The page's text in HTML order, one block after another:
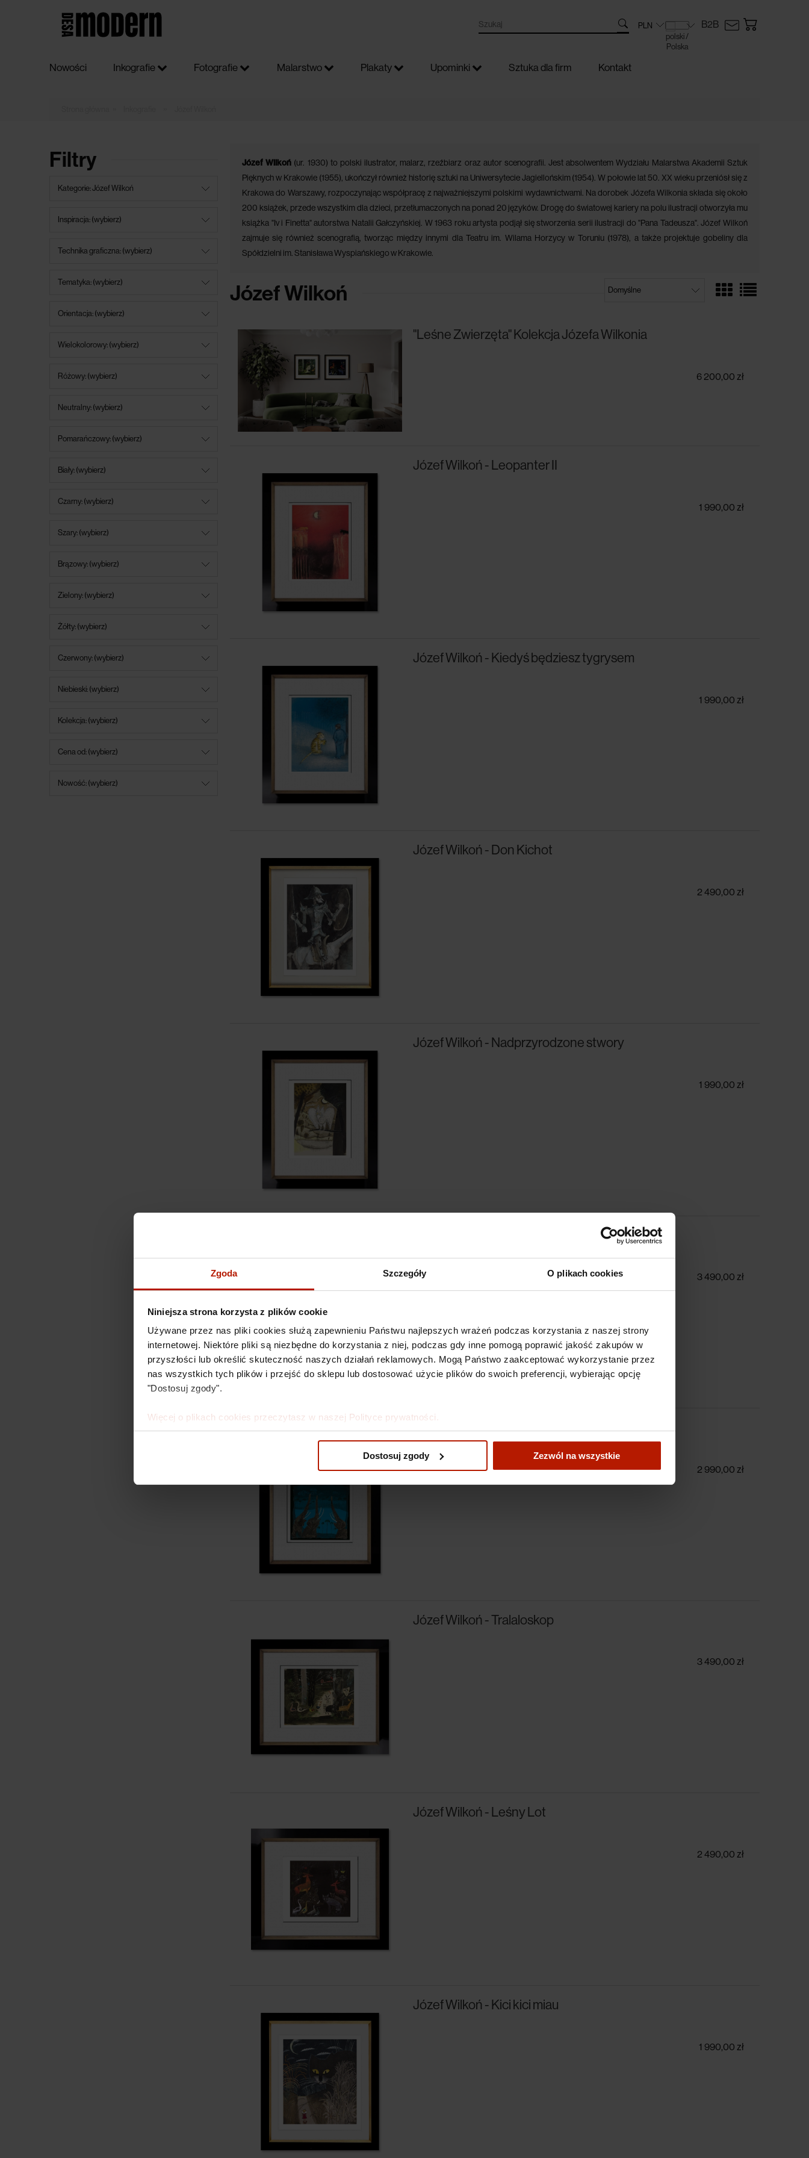
Zgoda Szczegóły O plikach cookies
Niniejsza strona korzysta z plików cookie
Używane przez nas pliki cookies służą zapewnieniu Państwu najlepszych wrażeń podczas korzystania z naszej strony
internetowej. Niektóre pliki są niezbędne do korzystania z niej, podczas gdy inne pomogą poprawić jakość zakupów w
przyszłości lub określić skuteczność naszych działań reklamowych. Mogą Państwo zaakceptować wykorzystanie przez
nas wszystkich tych plików i przejść do sklepu lub dostosować użycie plików do swoich preferencji, wybierając opcję
"Dostosuj zgody".
Więcej o plikach cookies przeczytasz w naszej Polityce prywatności.
Dostosuj zgody Zezwól na wszystkie
B2B
Nowości Inkografie Fotografie Malarstwo Plakaty Upominki Sztuka dla firm Kontakt
Filtry
Kategorie: Józef Wilkoń
Inspiracja: (wybierz)
Technika graficzna: (wybierz)
Tematyka: (wybierz)
Orientacja: (wybierz)
Wielokolorowy: (wybierz)
Różowy: (wybierz)
Neutralny: (wybierz)
Pomarańczowy: (wybierz)
Biały: (wybierz)
Czarny: (wybierz)
Szary: (wybierz)
Brązowy: (wybierz)
Zielony: (wybierz)
Żółty: (wybierz)
Czerwony: (wybierz)
Niebieski: (wybierz)
Kolekcja: (wybierz)
Cena od: (wybierz)
Nowość: (wybierz)
Józef Wilkoń (ur. 1930) to polski ilustrator, malarz, rzeźbiarz oraz autor scenografii. Jest absolwentem Wydziału Malarstwa Akademii Sztuk
Pięknych w Krakowie (1955), ukończył również historię sztuki na Uniwersytecie Jagiellońskim (1954). W połowie lat 50. XX wieku przeniósł się z
Krakowa do Warszawy, rozpoczynając współpracę z najważniejszymi polskimi wydawnictwami. Na dorobek Józefa Wilkonia składa się około
200 książek, przede wszystkim dla dzieci, przetłumaczonych na ponad 20 języków. Drogę do światowej kariery na polu ilustracji otworzyła mu
książka "Iv i Finetta" autorstwa Natalii Gałczyńskiej. W 1963 roku artysta podjął się stworzenia serii ilustracji do "Pana Tadeusza". Józef Wilkoń
zajmuje się również scenografią, tworząc między innymi dla Teatru im. Wilama Horzycy w Toruniu (1978), a także projektuje gobeliny dla
Spółdzielni im. Stanisława Wyspiańskiego w Krakowie.
Józef Wilkoń
"Leśne Zwierzęta" Kolekcja Józefa Wilkonia
6 200,00 zł
Józef Wilkoń - Leopanter II
1 990,00 zł
Józef Wilkoń - Kiedyś będziesz tygrysem
1 990,00 zł
Józef Wilkoń - Don Kichot
2 490,00 zł
Józef Wilkoń - Nadprzyrodzone stwory
1 990,00 zł
Józef Wilkoń - Na tematy wschodnie
3 490,00 zł
Józef Wilkoń - Księga Dżungli
2 990,00 zł
Józef Wilkoń - Tralaloskop
3 490,00 zł
Józef Wilkoń - Leśny Lot
2 490,00 zł
Józef Wilkoń - Kici kici miau
1 990,00 zł